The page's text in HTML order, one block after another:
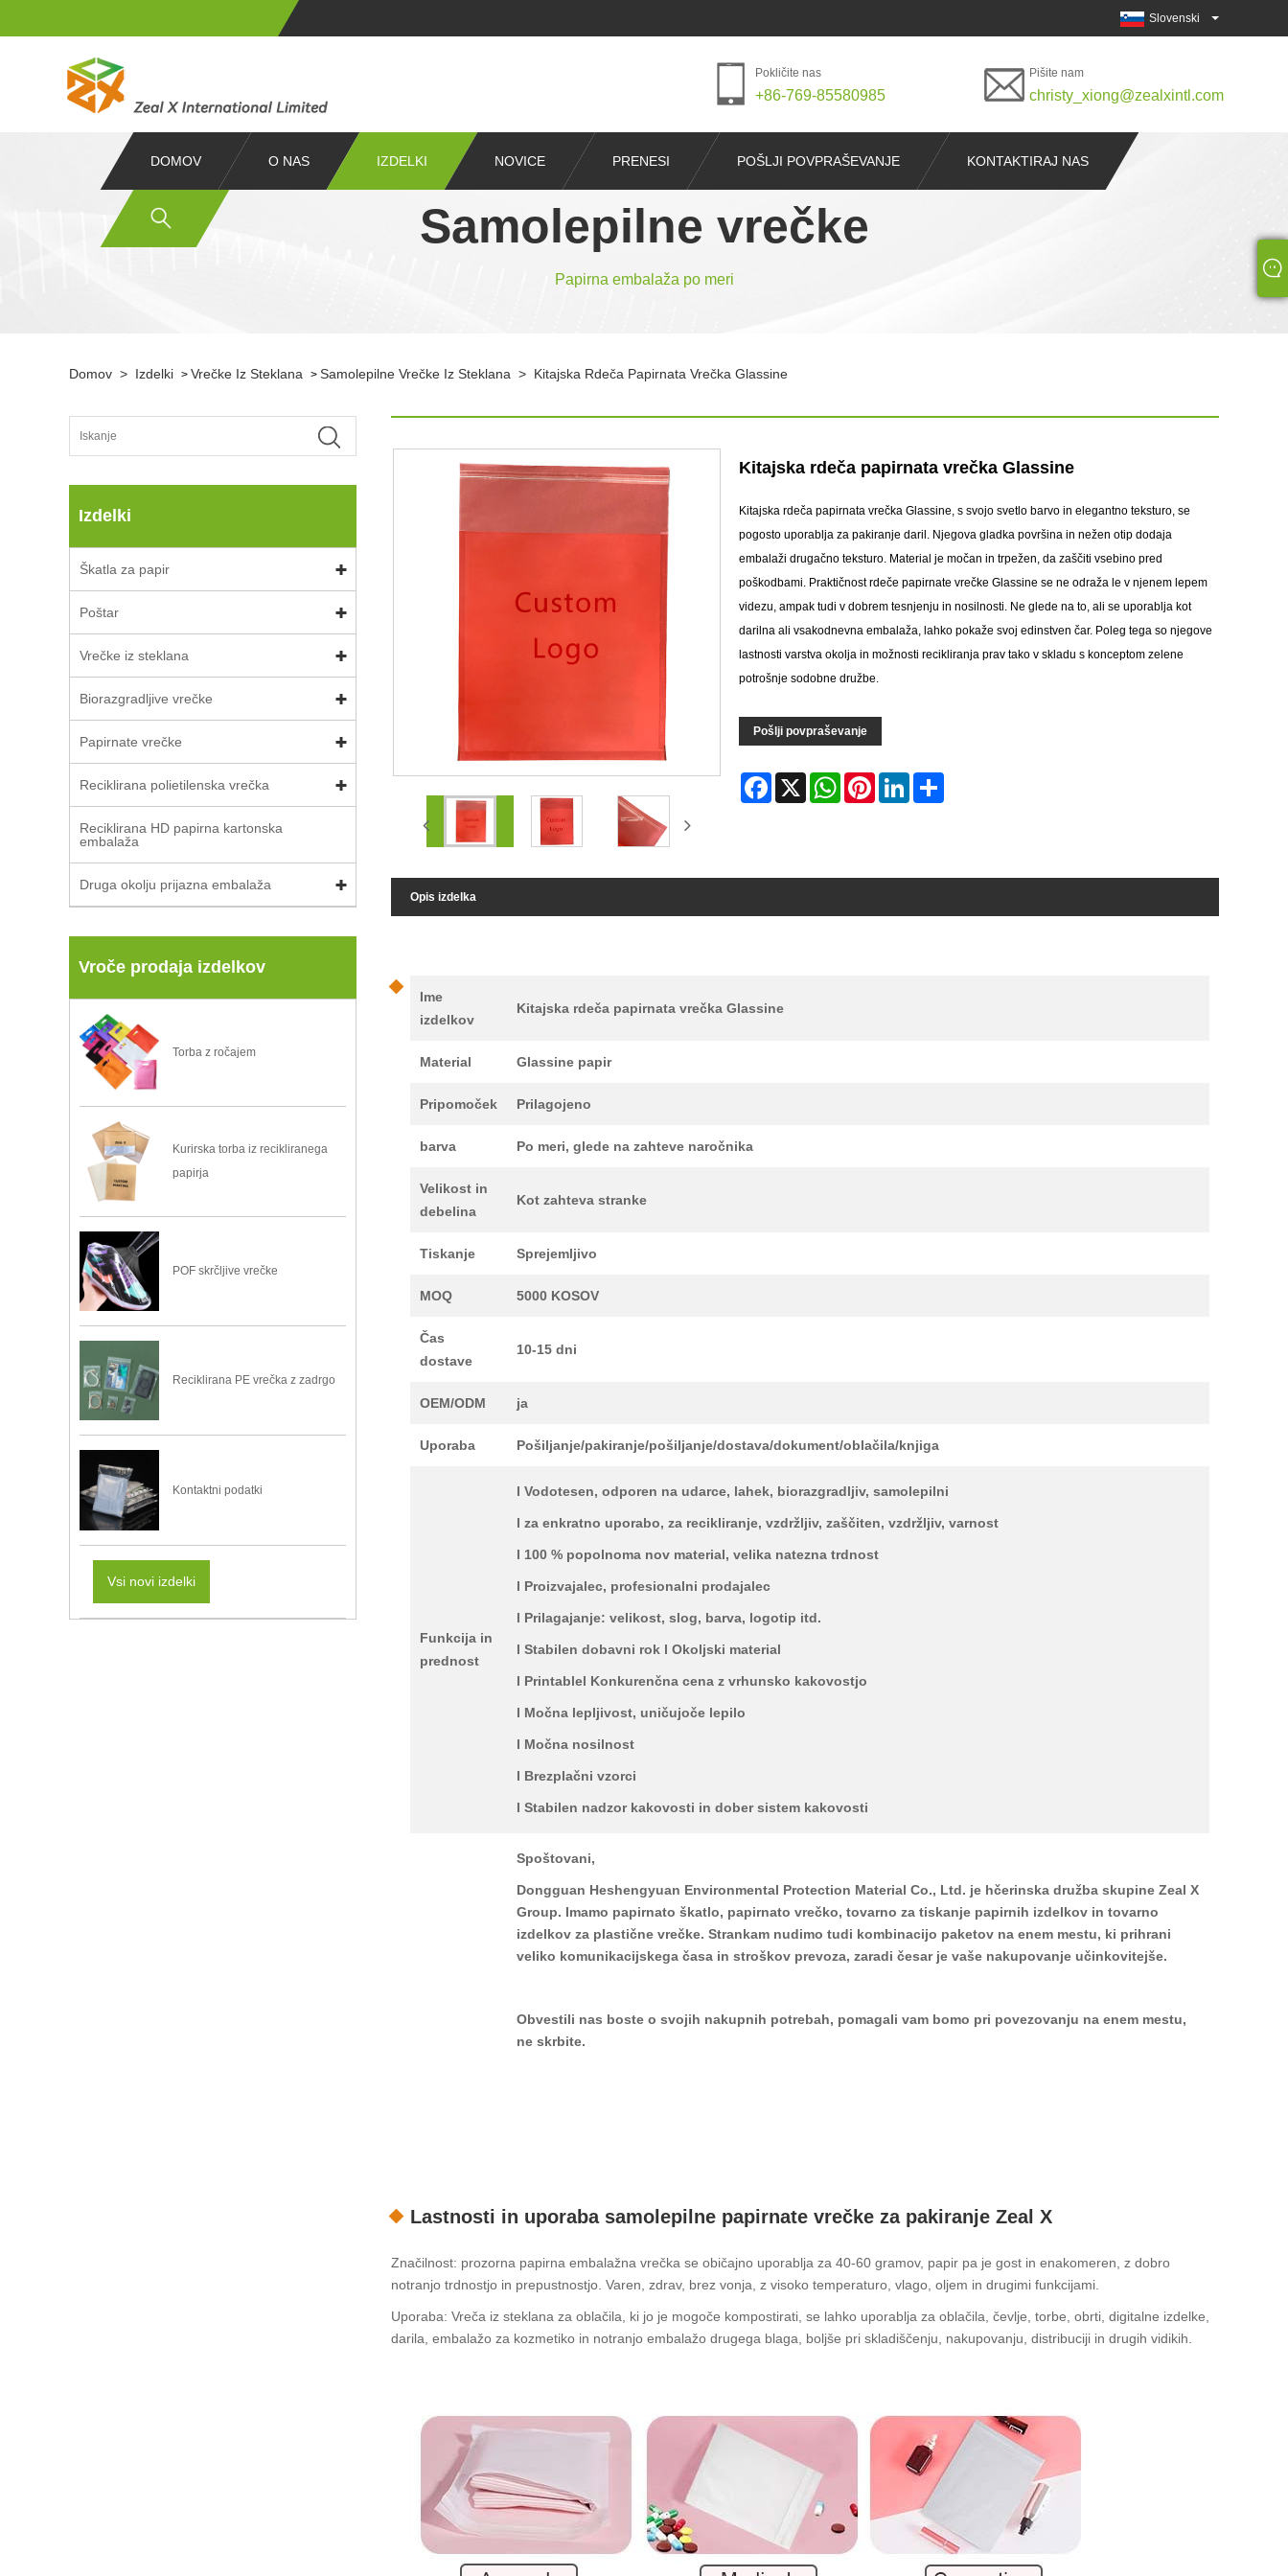
Slovenski
Pokličite nas
+86-769-85580985
Pišite nam
christy_xiong@zealxintl.com
DOMOV O NAS IZDELKI NOVICE PRENESI POŠLJI POVPRAŠEVANJE KONTAKTIRAJ NAS
Samolepilne vrečke
Papirna embalaža po meri
Domov > Izdelki > Vrečke Iz Steklana > Samolepilne Vrečke Iz Steklana > Kitajska Rdeča Papirnata Vrečka Glassine
Izdelki
Škatla za papir
Poštar
Vrečke iz steklana
Biorazgradljive vrečke
Papirnate vrečke
Reciklirana polietilenska vrečka
Reciklirana HD papirna kartonska
embalaža
Druga okolju prijazna embalaža
Vroče prodaja izdelkov
Torba z ročajem
Kurirska torba iz recikliranega
papirja
POF skrčljive vrečke
Reciklirana PE vrečka z zadrgo
Kontaktni podatki
Vsi novi izdelki
Kitajska rdeča papirnata vrečka Glassine
Kitajska rdeča papirnata vrečka Glassine, s svojo svetlo barvo in elegantno teksturo, se
pogosto uporablja za pakiranje daril. Njegova gladka površina in nežen otip dodaja
embalaži drugačno teksturo. Material je močan in trpežen, da zaščiti vsebino pred
poškodbami. Praktičnost rdeče papirnate vrečke Glassine se ne odraža le v njenem lepem
videzu, ampak tudi v dobrem tesnjenju in nosilnosti. Ne glede na to, ali se uporablja kot
darilna ali vsakodnevna embalaža, lahko pokaže svoj edinstven čar. Poleg tega so njegove
lastnosti varstva okolja in možnosti recikliranja prav tako v skladu s konceptom zelene
potrošnje sodobne družbe.
Pošlji povpraševanje
Facebook WhatsAppPinterestLinkedIn
Opis izdelka
Ime
izdelkov
Kitajska rdeča papirnata vrečka Glassine
Material Glassine papir
Pripomoček Prilagojeno
barva Po meri, glede na zahteve naročnika
Velikost in
debelina
Kot zahteva stranke
Tiskanje Sprejemljivo
MOQ 5000 KOSOV
Čas
dostave
10-15 dni
OEM/ODM ja
Uporaba Pošiljanje/pakiranje/pošiljanje/dostava/dokument/oblačila/knjiga
Funkcija in
prednost
l Vodotesen, odporen na udarce, lahek, biorazgradljiv, samolepilni
l za enkratno uporabo, za recikliranje, vzdržljiv, zaščiten, vzdržljiv, varnost
l 100 % popolnoma nov material, velika natezna trdnost
l Proizvajalec, profesionalni prodajalec
l Prilagajanje: velikost, slog, barva, logotip itd.
l Stabilen dobavni rok l Okoljski material
l Printablel Konkurenčna cena z vrhunsko kakovostjo
l Močna lepljivost, uničujoče lepilo
l Močna nosilnost
l Brezplačni vzorci
l Stabilen nadzor kakovosti in dober sistem kakovosti
Spoštovani,
Dongguan Heshengyuan Environmental Protection Material Co., Ltd. je hčerinska družba skupine Zeal X
Group. Imamo papirnato škatlo, papirnato vrečko, tovarno za tiskanje papirnih izdelkov in tovarno
izdelkov za plastične vrečke. Strankam nudimo tudi kombinacijo paketov na enem mestu, ki prihrani
veliko komunikacijskega časa in stroškov prevoza, zaradi česar je vaše nakupovanje učinkovitejše.
Obvestili nas boste o svojih nakupnih potrebah, pomagali vam bomo pri povezovanju na enem mestu,
ne skrbite.
Lastnosti in uporaba samolepilne papirnate vrečke za pakiranje Zeal X
Značilnost: prozorna papirna embalažna vrečka se običajno uporablja za 40-60 gramov, papir pa je gost in enakomeren, z dobro
notranjo trdnostjo in prepustnostjo. Varen, zdrav, brez vonja, z visoko temperaturo, vlago, oljem in drugimi funkcijami.
Uporaba: Vreča iz steklana za oblačila, ki jo je mogoče kompostirati, se lahko uporablja za oblačila, čevlje, torbe, obrti, digitalne izdelke,
darila, embalažo za kozmetiko in notranjo embalažo drugega blaga, boljše pri skladiščenju, nakupovanju, distribuciji in drugih vidikih.